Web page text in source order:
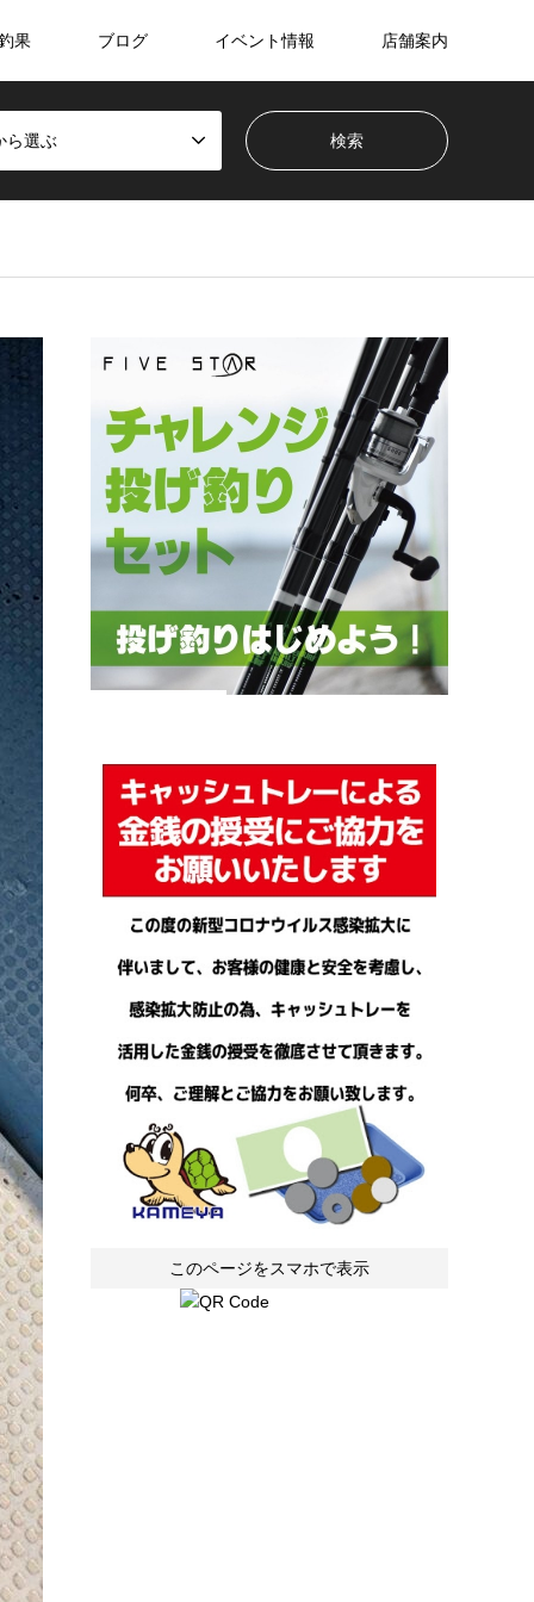
果 ブログ イベント情報 店舗案内
ら選ぶ
このページをスマホで表示